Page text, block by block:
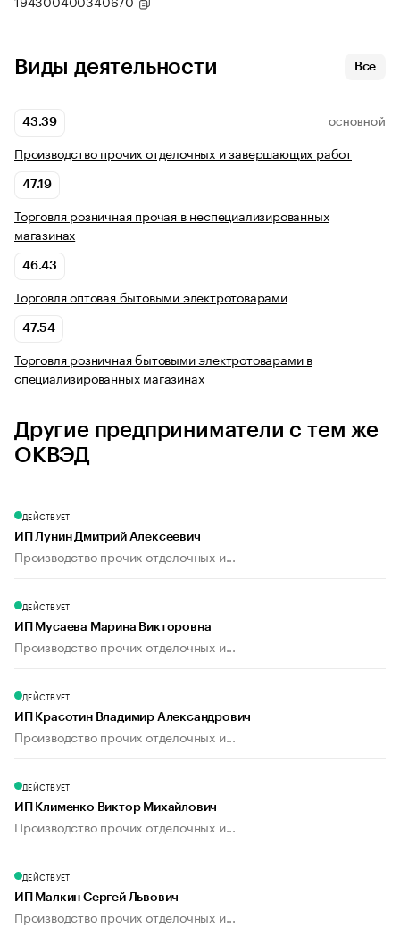
Виды деятельности Все
43.39 ОСНОВНОЙ
Производство прочих отделочных и завершающих работ
47.19
Торговля розничная прочая в неспециализированных
магазинах
46.43
Торговля оптовая бытовыми электротоварами
47.54
Торговля розничная бытовыми электротоварами в
специализированных магазинах
Другие предприниматели с тем же
ОКВЭД
ДЕЙСТВУЕТ
ИП Лунин Дмитрий Алексеевич
Производство прочих отделочных и...
ДЕЙСТВУЕТ
ИП Мусаева Марина Викторовна
Производство прочих отделочных и...
ДЕЙСТВУЕТ
ИП Красотин Владимир Александрович
Производство прочих отделочных и...
ДЕЙСТВУЕТ
ИП Клименко Виктор Михайлович
Производство прочих отделочных и...
ДЕЙСТВУЕТ
ИП Малкин Сергей Львович
Производство прочих отделочных и...